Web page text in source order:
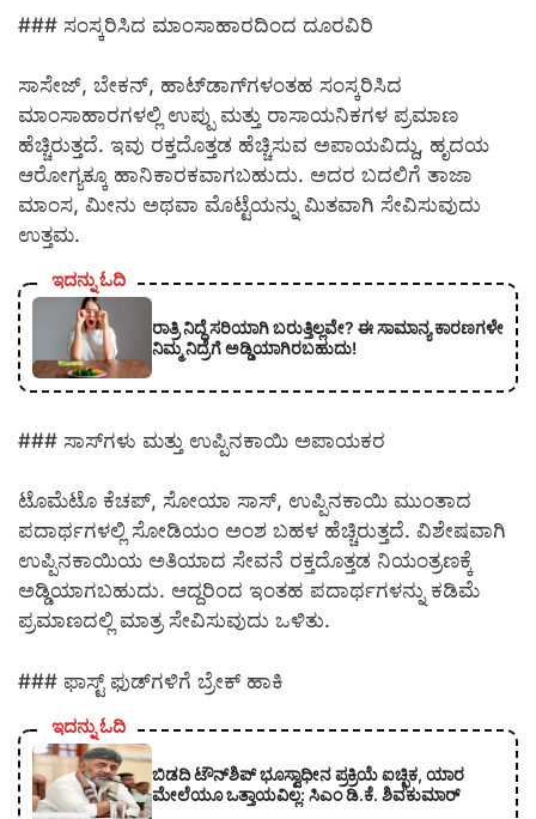
### ಸಂಸ್ಕರಿಸಿದ ಮಾಂಸಾಹಾರದಿಂದ ದೂರವಿರಿ
ಸಾಸೇಜ್‌, ಬೇಕನ್‌, ಹಾಟ್‌ಡಾಗ್‌ಗಳಂತಹ ಸಂಸ್ಕರಿಸಿದ
ಮಾಂಸಾಹಾರಗಳಲ್ಲಿ ಉಪ್ಪು ಮತ್ತು ರಾಸಾಯನಿಕಗಳ ಪ್ರಮಾಣ
ಹೆಚ್ಚಿರುತ್ತದೆ. ಇವು ರಕ್ತದೊತ್ತಡ ಹೆಚ್ಚಿಸುವ ಅಪಾಯವಿದ್ದು, ಹೃದಯ
ಆರೋಗ್ಯಕ್ಕೂ ಹಾನಿಕಾರಕವಾಗಬಹುದು. ಅದರ ಬದಲಿಗೆ ತಾಜಾ
ಮಾಂಸ, ಮೀನು ಅಥವಾ ಮೊಟ್ಟೆಯನ್ನು ಮಿತವಾಗಿ ಸೇವಿಸುವುದು
ಉತ್ತಮ.
ಇದನ್ನು ಓದಿ
ರಾತ್ರಿ ನಿದ್ದೆ ಸರಿಯಾಗಿ ಬರುತ್ತಿಲ್ಲವೇ? ಈ ಸಾಮಾನ್ಯ ಕಾರಣಗಳೇ
ನಿಮ್ಮ ನಿದ್ರೆಗೆ ಅಡ್ಡಿಯಾಗಿರಬಹುದು!
### ಸಾಸ್‌ಗಳು ಮತ್ತು ಉಪ್ಪಿನಕಾಯಿ ಅಪಾಯಕರ
ಟೊಮೆಟೊ ಕೆಚಪ್‌, ಸೋಯಾ ಸಾಸ್‌, ಉಪ್ಪಿನಕಾಯಿ ಮುಂತಾದ
ಪದಾರ್ಥಗಳಲ್ಲಿ ಸೋಡಿಯಂ ಅಂಶ ಬಹಳ ಹೆಚ್ಚಿರುತ್ತದೆ. ವಿಶೇಷವಾಗಿ
ಉಪ್ಪಿನಕಾಯಿಯ ಅತಿಯಾದ ಸೇವನೆ ರಕ್ತದೊತ್ತಡ ನಿಯಂತ್ರಣಕ್ಕೆ
ಅಡ್ಡಿಯಾಗಬಹುದು. ಆದ್ದರಿಂದ ಇಂತಹ ಪದಾರ್ಥಗಳನ್ನು ಕಡಿಮೆ
ಪ್ರಮಾಣದಲ್ಲಿ ಮಾತ್ರ ಸೇವಿಸುವುದು ಒಳಿತು.
### ಫಾಸ್ಟ್ ಫುಡ್‌ಗಳಿಗೆ ಬ್ರೇಕ್ ಹಾಕಿ
ಇದನ್ನು ಓದಿ
ಬಿಡದಿ ಟೌನ್‌ಶಿಪ್‌ ಭೂಸ್ವಾಧೀನ ಪ್ರಕ್ರಿಯೆ ಐಚ್ಛಿಕ, ಯಾರ
ಮೇಲೆಯೂ ಒತ್ತಾಯವಿಲ್ಲ: ಸಿಎಂ ಡಿ.ಕೆ. ಶಿವಕುಮಾರ್